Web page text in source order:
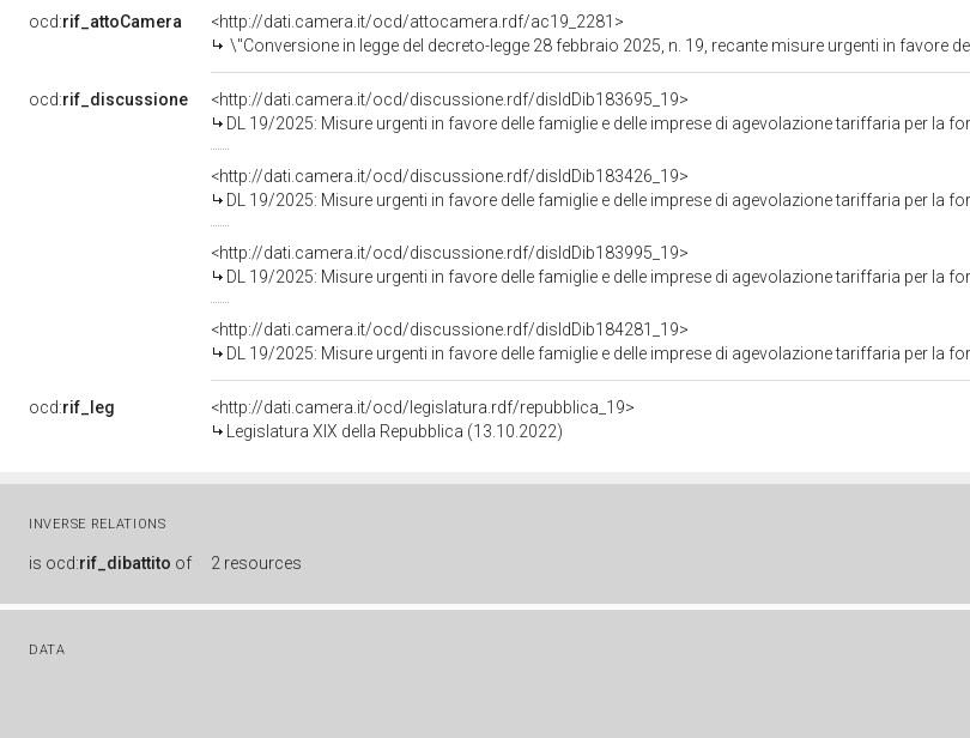
ocd:rif_attoCamera
<http://dati.camera.it/ocd/attocamera.rdf/ac19_2281>
\"Conversione in legge del decreto-legge 28 febbraio 2025, n. 19, recante misure urgenti in favore delle famiglie e delle imprese di agevolazione tariffaria per la fornitura di energia elettrica e gas naturale
ocd:rif_discussione
<http://dati.camera.it/ocd/discussione.rdf/disIdDib183695_19>
DL 19/2025: Misure urgenti in favore delle famiglie e delle imprese di agevolazione tariffaria per la fornitura di energia elettrica e gas
<http://dati.camera.it/ocd/discussione.rdf/disIdDib183426_19>
DL 19/2025: Misure urgenti in favore delle famiglie e delle imprese di agevolazione tariffaria per la fornitura di energia elettrica e gas
<http://dati.camera.it/ocd/discussione.rdf/disIdDib183995_19>
DL 19/2025: Misure urgenti in favore delle famiglie e delle imprese di agevolazione tariffaria per la fornitura di energia elettrica e gas
<http://dati.camera.it/ocd/discussione.rdf/disIdDib184281_19>
DL 19/2025: Misure urgenti in favore delle famiglie e delle imprese di agevolazione tariffaria per la fornitura di energia elettrica e gas
ocd:rif_leg
<http://dati.camera.it/ocd/legislatura.rdf/repubblica_19>
Legislatura XIX della Repubblica (13.10.2022)
INVERSE RELATIONS
is ocd:rif_dibattito of 2 resources
DATA